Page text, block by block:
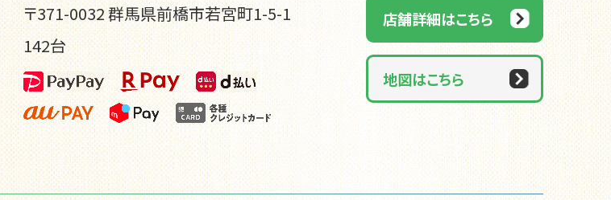
〒371-0032 群馬県前橋市若宮町1-5-1
142台
店舗詳細はこちら
地図はこちら